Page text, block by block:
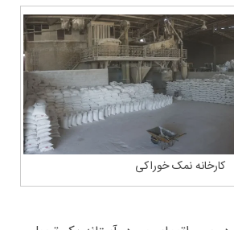
کارخانه نمک خوراکی